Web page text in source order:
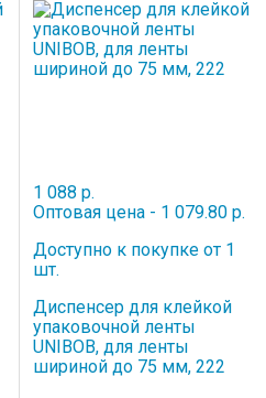
1 088 р.
Оптовая цена - 1 079.80 р.
Доступно к покупке от 1
шт.
Диспенсер для клейкой
упаковочной ленты
UNIBOB, для ленты
шириной до 75 мм, 222